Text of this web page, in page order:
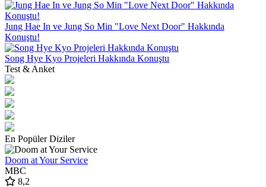
Jung Hae In ve Jung So Min "Love Next Door" Hakkında
Konuştu!
Song Hye Kyo Projeleri Hakkında Konuştu
Test & Anket
En Popüler Diziler
Doom at Your Service
MBC
8,2